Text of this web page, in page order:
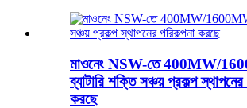
মাওনেং NSW-তে 400MW/
ব্যাটারি শক্তি সঞ্চয় প্রকল্প স্থাপনের
করছে